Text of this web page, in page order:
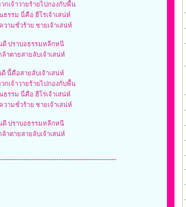
กเจ้าวายร้ายไปกองกับพื้น
รรม นี่คือ ฮีโร่เจ้าเสน่ห์
ามชั่วร้าย ชายเจ้าเสน่ห์
ดี ปราบอธรรมหลีกหนี
าตายสายลับเจ้าเสน่ห์
ดี นี้คือสายลับเจ้าเสน่ห์
กเจ้าวายร้ายไปกองกับพื้น
รรม นี่คือ ฮีโร่เจ้าเสน่ห์
ามชั่วร้าย ชายเจ้าเสน่ห์
ดี ปราบอธรรมหลีกหนี
าตายสายลับเจ้าเสน่ห์